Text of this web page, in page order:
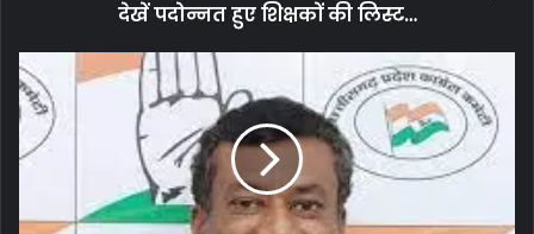
की
लिस्ट…
देखें पदोन्नत हुए शिक्षकों की लिस्ट…
हसदेव
कोल
आवंटन
मामले